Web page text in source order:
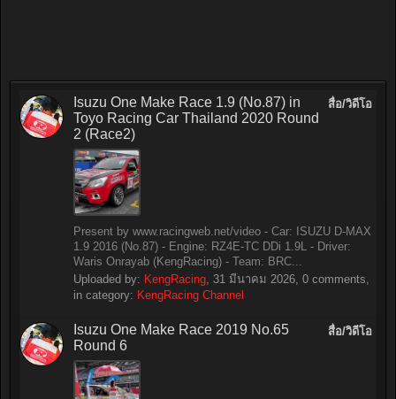
สื่อ/วิดีโอ
Isuzu One Make Race 1.9 (No.87) in
Toyo Racing Car Thailand 2020 Round
2 (Race2)
Present by www.racingweb.net/video - Car: ISUZU D-MAX
1.9 2016 (No.87) - Engine: RZ4E-TC DDi 1.9L - Driver:
Waris Onrayab (KengRacing) - Team: BRC...
Uploaded by: KengRacing, 31 มีนาคม 2026, 0 comments,
in category: KengRacing Channel
สื่อ/วิดีโอ
Isuzu One Make Race 2019 No.65
Round 6